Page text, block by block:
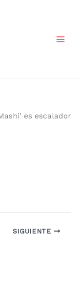
es escalador
SIGUIENTE